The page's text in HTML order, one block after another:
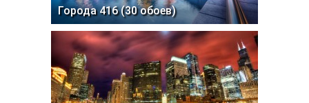
Города 416 (30 обоев)